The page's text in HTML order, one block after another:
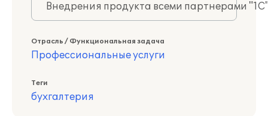
Внедрения продукта всеми партнерами
Отрасль / Функциональная задача
Профессиональные услуги
Теги
бухгалтерия